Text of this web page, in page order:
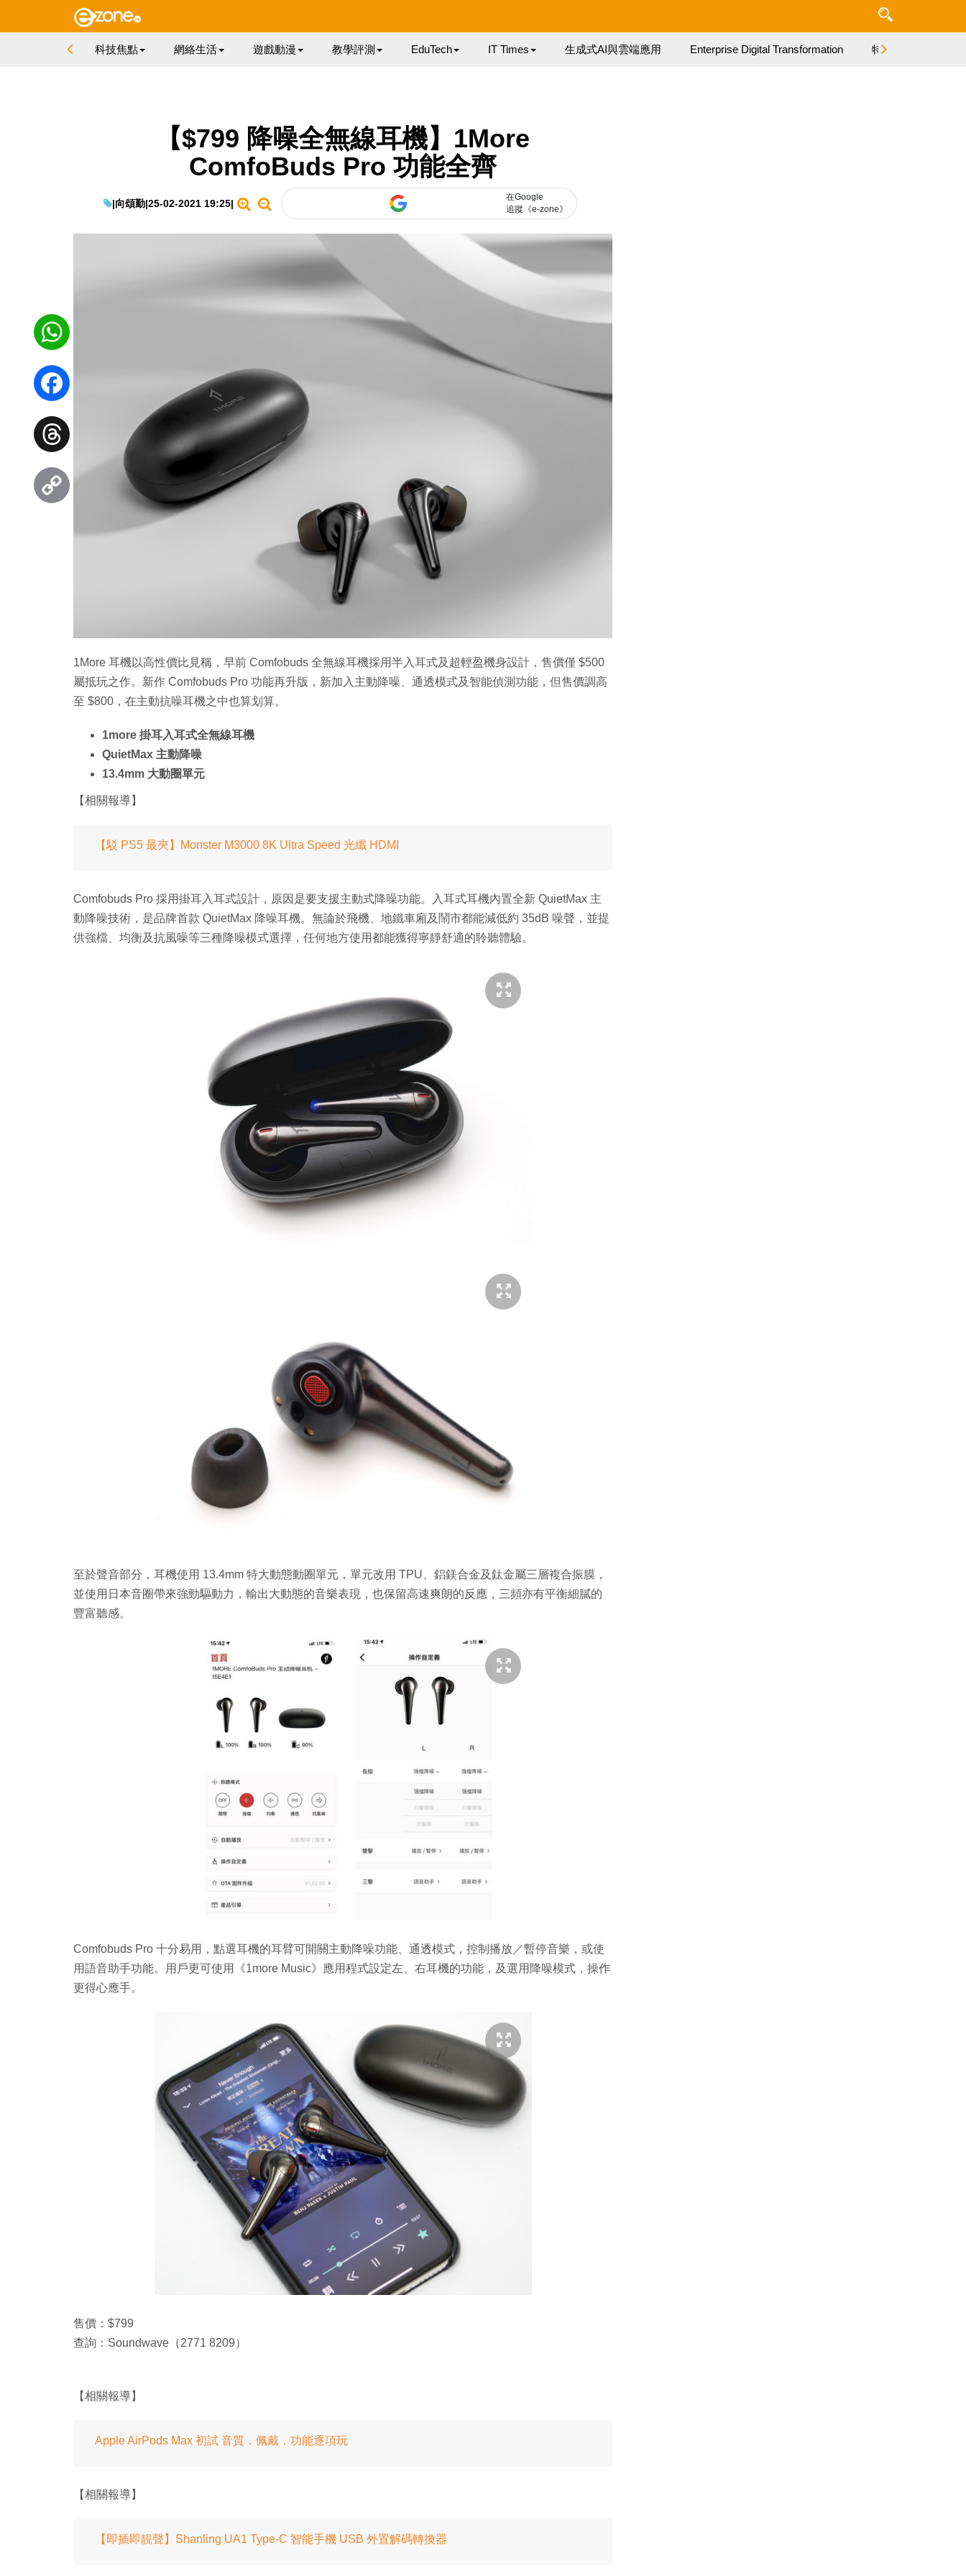
科技焦點 網絡生活 遊戲動漫 教學評測 EduTech IT Times 生成式AI與雲端應用 Enterprise Digital Transformation 特集
【$799 降噪全無線耳機】1More
ComfoBuds Pro 功能全齊
|向頌勤|25-02-2021 19:25|
在Google
追蹤《e-zone》
1More 耳機以高性價比見稱，早前 Comfobuds 全無線耳機採用半入耳式及超輕盈機身設計，售價僅 $500
屬抵玩之作。新作 Comfobuds Pro 功能再升版，新加入主動降噪、通透模式及智能偵測功能，但售價調高
至 $800，在主動抗噪耳機之中也算划算。
1more 掛耳入耳式全無線耳機
QuietMax 主動降噪
13.4mm 大動圈單元
【相關報導】
【駁 PS5 最夾】Monster M3000 8K Ultra Speed 光纖 HDMI
Comfobuds Pro 採用掛耳入耳式設計，原因是要支援主動式降噪功能。入耳式耳機內置全新 QuietMax 主
動降噪技術，是品牌首款 QuietMax 降噪耳機。無論於飛機、地鐵車廂及鬧市都能減低約 35dB 噪聲，並提
供強檔、均衡及抗風噪等三種降噪模式選擇，任何地方使用都能獲得寧靜舒適的聆聽體驗。
至於聲音部分，耳機使用 13.4mm 特大動態動圈單元，單元改用 TPU、鋁鎂合金及鈦金屬三層複合振膜，
並使用日本音圈帶來強勁驅動力，輸出大動態的音樂表現，也保留高速爽朗的反應，三頻亦有平衡細膩的
豐富聽感。
Comfobuds Pro 十分易用，點選耳機的耳臂可開關主動降噪功能、通透模式，控制播放／暫停音樂，或使
用語音助手功能。用戶更可使用《1more Music》應用程式設定左、右耳機的功能，及選用降噪模式，操作
更得心應手。
售價：$799
查詢：Soundwave（2771 8209）
【相關報導】
Apple AirPods Max 初試 音質．佩戴．功能逐項玩
【相關報導】
【即插即靚聲】Shanling UA1 Type-C 智能手機 USB 外置解碼轉換器
WhatsApp
Facebook
Threads